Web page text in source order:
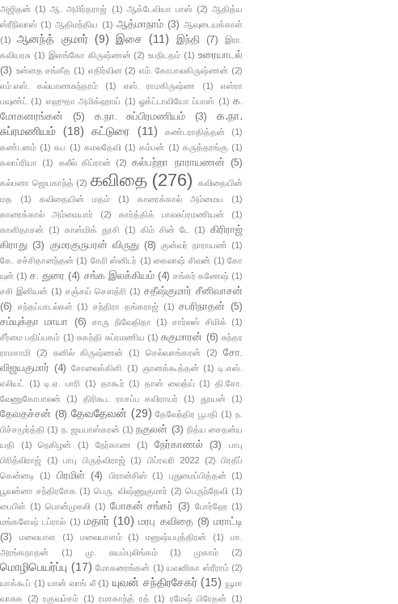
அஜிதன் (1) ஆ. அமிர்தராஜ் (1) ஆக்டேவியா பாஸ் (2) ஆதித்ய
ஸ்ரீநிவாஸ் (1) ஆதிமந்திய (1) ஆத்மாநாம் (3) ஆவுடையக்காள்
(1)
ஆனந்த் குமார் (9) இசை (11) இந்தி (7)
இரா.
கவியரசு (1) இளங்கோ கிருஷ்ணன் (2) உபநிடதம் (1) உரையாடல்
(3) உன்னத சங்கீத (1) எதிர்வின (2) எம். கோபாலகிருஷ்ணன் (2)
எம்.எஸ். கல்யாணசுந்தரம்
(1) எஸ். ராமகிருஷ்ண (1)
எஸ்ரா
பவுண்ட்
(1) எஹுதா அமிக்ஹாய் (1) ஓக்ட்டாவியோ ப்பாஸ் (1) க.
மோகனரங்கன்
(5) க.நா. சுப்பிரமணியம் (3)
க.நா.
சுப்ரமணியம் (18) கட்டுரை (11) கண்டராதித்தன்
(1)
கண்டனம் (1) கப (1) கமலதேவி (1) கம்பன் (1) கருத்தரங்கு (1)
கலாப்ரியா
(1) கலீல் கிப்ரான் (2) கல்பற்றா நாராயணன் (5)
கல்பனா ஜெயகாந்த் (2) கவிதை (276)
கவிதையின்
மத
(1) கவிதையின் மதம் (1) காரைக்கால் அம்மைய
(1)
காரைக்கால் அம்மையார்
(2) கார்த்திக் பாலசுப்ரமணியன்
(1)
காளிதாசன்
(1) காஸ்மிக் தூசி (1) கிம் சின் டே (1) கிரிராஜ்
கிராது (3) குமரகுருபரன் விருது (8) குன்வர் நாராயண் (1)
கே. சச்சிதானந்தன் (1) கேரி ஸ்னிடர் (1) கைலாஷ் சிவன் (1) கோ
யுன் (1) ச. துரை (4) சங்க இலக்கியம் (4) சங்கர் கணேஷ் (1)
சசி இனியன் (1) சஞ்சய் சௌத்ரி (1) சதீஷ்குமார் சீனிவாசன்
(6)
சந்தப்பாடல்கள் (1) சந்திரா தங்கராஜ் (1) சபரிநாதன்
(5)
சம்யுக்தா மாயா
(6) சாரு நிவேதிதா (1) சார்லஸ் சிமிக்
(1)
சீர்மை பதிப்பகம் (1) சுகந்தி சுப்ரமணிய (1) சுகுமாரன் (6) சுந்தர
ராமசாமி
(2) சுனில் கிருஷ்ணன் (1) செல்வசங்கரன் (2)
சோ.
விஜயகுமார் (4) சோலைக்கிளி (1) ஞானக்கூத்தன் (1) டி.எஸ்.
எலியட்
(1) டி.ஏ. பாரி (1) தாகூர் (1) தாஸ் வைத்ய் (1) தி.சோ.
வேணுகோபாலன்
(1) திரிகூட ராசப்ப கவிராயர் (1) தூயன் (1)
தேவதச்சன் (8) தேவதேவன் (29) தேவேந்திர பூபதி (1) ந.
பிச்சமூர்த்தி (1) ந. ஜயபாஸ்கரன் (1) நகுலன் (3) நித்ய சைதன்ய
யதி
(1) நெகிழன் (1) நேர்காண (1) நேர்காணல் (3)
பாபு
பிரித்விராஜ்
(1) பாபு பிருத்விராஜ் (1) பிப்ரவரி 2022 (2) பிரதீப்
கென்னடி
(1) பிரமிள் (4) பிரான்சிஸ் (1) புதுமைப்பித்தன்
(1)
பூவன்னா சந்திரசேக (1) பெரு. விஷ்ணுகுமார் (2) பெருந்தேவி (1)
பைபிள் (1) பொன்முகலி (1) போகன் சங்கர் (3) போர்ஹே (1)
மங்களேஷ் டப்ரால் (1) மதார் (10) மரபு கவிதை (8) மராட்டி
(3)
மலையாள (1) மலையாளம் (1) மனுஷ்யபுத்திரன் (1)
மா.
அரங்கநாதன்
(1) மு. சுயம்புலிங்கம் (1) முகாம் (2)
மொழிபெயர்ப்பு (17) மோகனரங்கன் (1) யவனிகா ஸ்ரீராம் (2)
யாக்கூப் (1) யான் வாங் லீ (1) யுவன் சந்திரசேகர் (15) யூமா
வாசுக
(2) ரகுவம்சம் (1) ரமாகாந்த் ரத் (1) ரமேஷ் பிரேதன்
(1)